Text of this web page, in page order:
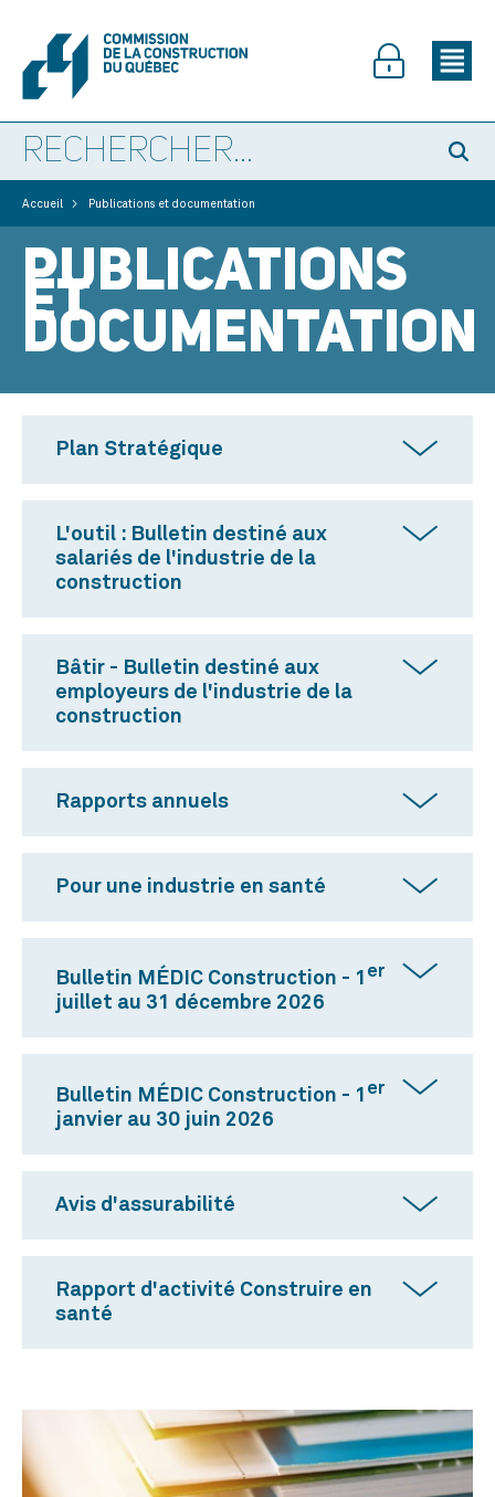
Accueil > Publications et documentation
PUBLICATIONS
ET
DOCUMENTATION
Plan Stratégique
L'outil : Bulletin destiné aux
salariés de l'industrie de la
construction
Bâtir - Bulletin destiné aux
employeurs de l'industrie de la
construction
Rapports annuels
Pour une industrie en santé
Bulletin MÉDIC Construction - 1 er
juillet au 31 décembre 2026
Bulletin MÉDIC Construction - 1 er
janvier au 30 juin 2026
Avis d'assurabilité
Rapport d'activité Construire en
santé